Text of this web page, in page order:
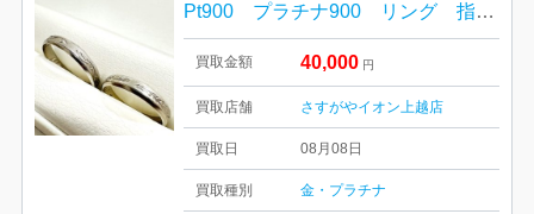
Pt900 プラチナ900 リング 指輪 アクセサリー
買取金額 40,000 円
買取店舗 さすがやイオン上越店
買取日 08月08日
買取種別 金・プラチナ